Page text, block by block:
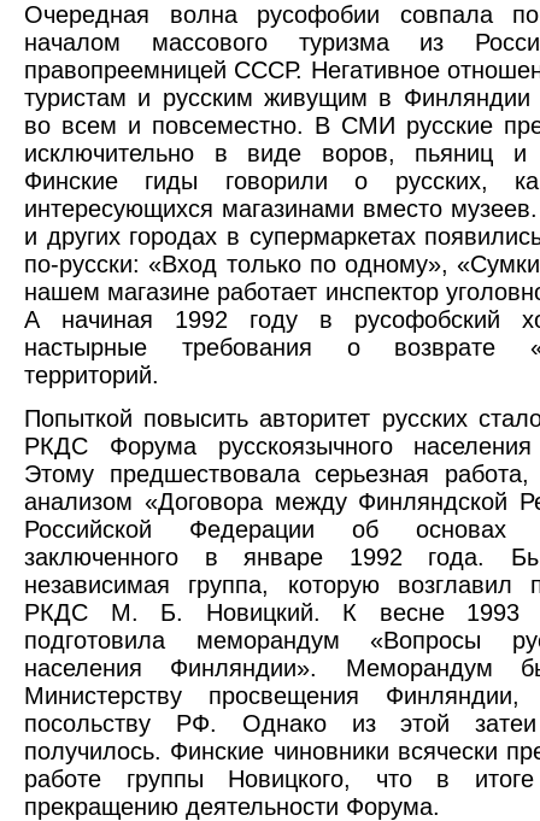
Очередная волна русофобии совпала
началом массового туризма из
правопреемницей СССР. Негативное
туристам и русским живущим в Финляндии
во всем и повсеместно. В СМИ русские
исключительно в виде воров, пьяниц и
Финские гиды говорили о русских,
интересующихся магазинами вместо
и других городах в супермаркетах
по-русски: «Вход только по одному»,
нашем магазине работает инспектор
А начиная 1992 году в русофобский
настырные требования о возврате
территорий.
Попыткой повысить авторитет русских
РКДС Форума русскоязычного
Этому предшествовала серьезная
анализом «Договора между Финляндской
Российской Федерации об основах
заключенного в январе 1992 года.
независимая группа, которую возглавил
РКДС М. Б. Новицкий. К весне 1993
подготовила меморандум «Вопросы
населения Финляндии». Меморандум
Министерству просвещения Финляндии,
посольству РФ. Однако из этой
получилось. Финские чиновники всячески
работе группы Новицкого, что в
прекращению деятельности Форума.